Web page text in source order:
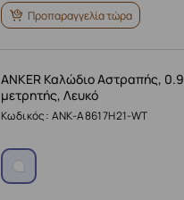
Προπαραγγελία τώρα
ANKER Καλώδιο Αστραπής, 0.9
μετρητής, Λευκό
Κωδικός: ANK-A8617H21-WT